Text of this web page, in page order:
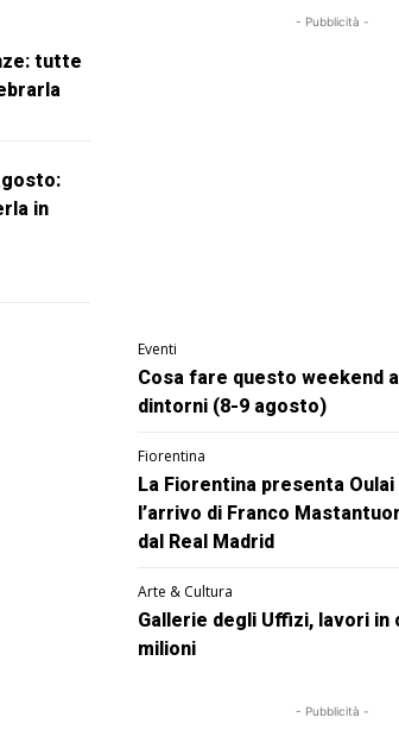
tutte
in
- Pubblicità -
Eventi
Cosa fare questo weekend
dintorni (8-9 agosto)
Fiorentina
La Fiorentina presenta Oulai
l’arrivo di Franco
dal Real Madrid
Arte & Cultura
Gallerie degli Uffizi, lavori in
milioni
- Pubblicità -